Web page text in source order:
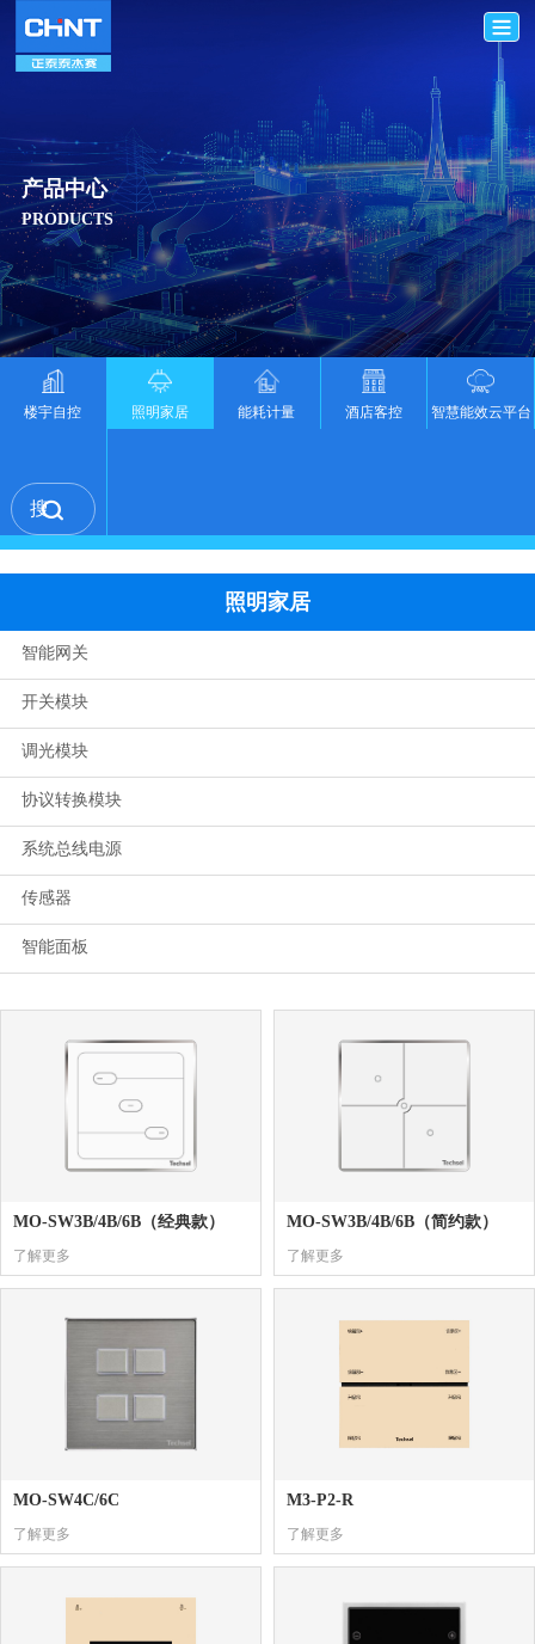
产品中心
PRODUCTS
楼宇自控 照明家居 能耗计量 酒店客控 智慧能效云平台
照明家居
智能网关
开关模块
调光模块
协议转换模块
系统总线电源
传感器
智能面板
MO-SW3B/4B/6B（经典款）
了解更多
MO-SW3B/4B/6B（简约款）
了解更多
MO-SW4C/6C
了解更多
M3-P2-R
了解更多